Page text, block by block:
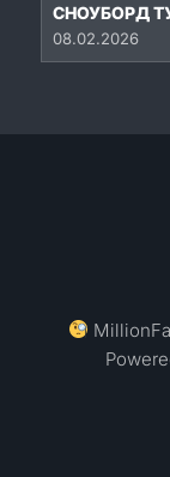
СНОУБОРД
08.02.2026